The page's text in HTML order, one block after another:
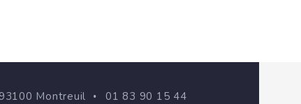
Montreuil 01 83 90 15 44